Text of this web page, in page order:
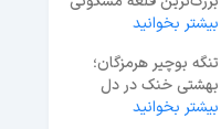
جهان
بیشتر بخوانید
تنگه بوچیر هرمزگان؛
بهشتی خنک در دل
گرمای جنوب ایران
بیشتر بخوانید